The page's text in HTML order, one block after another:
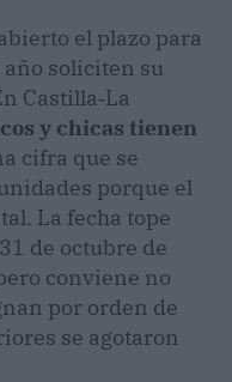
el plazo para
año soliciten su
Castilla‑La
y chicas tienen
cifra que se
porque el
La fecha tope
de octubre de
conviene no
por orden de
se agotaron